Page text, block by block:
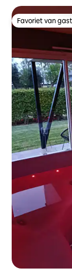
Favoriet van
Favoriet van